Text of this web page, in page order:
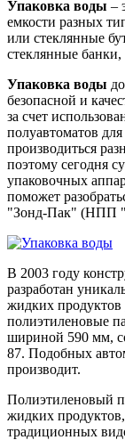
Упаковка воды –
емкости разных
или стеклянные
стеклянные
Упаковка воды
безопасной и
за счет
полуавтоматов
производиться
поэтому сегодня
упаковочных
поможет
"Зонд-Пак" (НПП
В 2003 году
разработан
жидких продуктов
полиэтиленовые
шириной 590 мм,
87. Подобных
производит.
Полиэтиленовый
жидких
традиционных